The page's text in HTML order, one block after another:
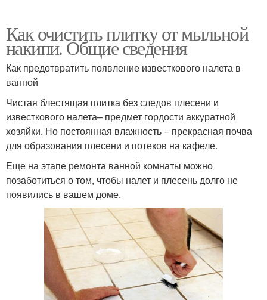
Как очистить плитку от мыльной
накипи. Общие сведения
Как предотвратить появление известкового налета в
ванной
Чистая блестящая плитка без следов плесени и
известкового налета– предмет гордости аккуратной
хозяйки. Но постоянная влажность – прекрасная почва
для образования плесени и потеков на кафеле.
Еще на этапе ремонта ванной комнаты можно
позаботиться о том, чтобы налет и плесень долго не
появились в вашем доме.